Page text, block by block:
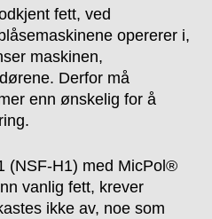
fett, ved
opererer i,
maskinen,
Derfor må
enn ønskelig for å
(NSF-H1) med MicPol®
vanlig fett, krever
ikke av, noe som